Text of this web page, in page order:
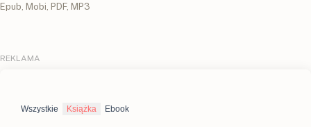
Epub, Mobi, PDF, MP3